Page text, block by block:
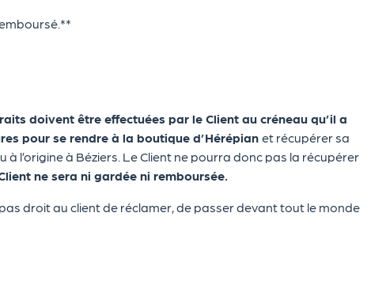
doivent être effectuées par le Client au créneau qu’il a
pour se rendre à la boutique d’Hérépian et récupérer sa
l’origine à Béziers. Le Client ne pourra donc pas la récupérer
ne sera ni gardée ni remboursée.
droit au client de réclamer, de passer devant tout le monde